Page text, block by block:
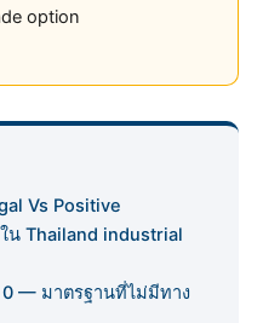
option
Vs Positive
น Thailand industrial
0 — มาตรฐานที่ไม่มีทาง